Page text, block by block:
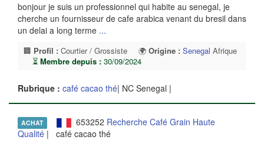
bonjour je suis un professionnel qui habite au senegal, je
cherche un fournisseur de cafe arabica venant du bresil dans
un delai a long terme ...
🏢 Profil : Courtier / Grossiste 🌍 Origine : Senegal Afrique
⏳ Membre depuis : 30/09/2024
Rubrique : café cacao thé| NC Senegal |
ACHAT 653252 Recherche Café Grain Haute
Qualité | café cacao thé